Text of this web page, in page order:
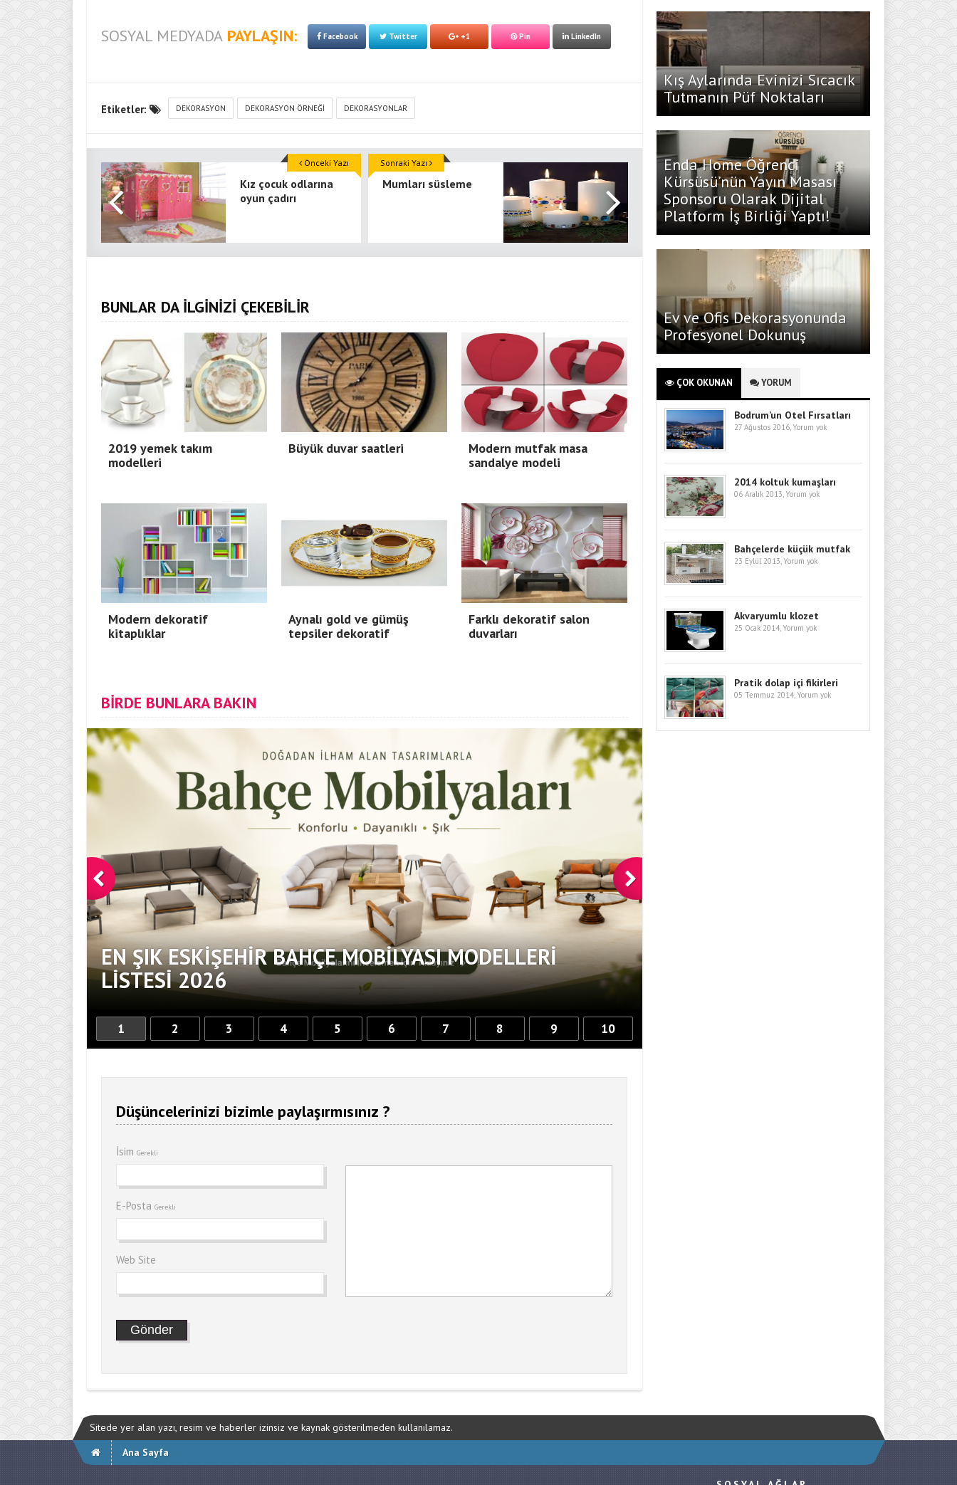
SOSYAL MEDYADA PAYLAŞIN: Facebook Twitter +1 Pin LinkedIn
Etiketler: DEKORASYON DEKORASYON ÖRNEĞI DEKORASYONLAR
Kız çocuk odlarına
oyun çadırı
Önceki Yazı
Mumları süsleme
Sonraki Yazı
BUNLAR DA İLGİNİZİ ÇEKEBİLİR
2019 yemek takım
modelleri
Büyük duvar saatleri
Modern mutfak masa
sandalye modeli
Modern dekoratif
kitaplıklar
Aynalı gold ve gümüş
tepsiler dekoratif
Farklı dekoratif salon
duvarları
BİRDE BUNLARA BAKIN
EN ŞIK ESKIŞEHIR BAHÇE MOBILYASI MODELLERI
LISTESI 2026
EVINIZIN ATMOSFERINI
MODELLERI VE DEKORASYON
1 2 3 4 5 6 7 8 9 10
Düşüncelerinizi bizimle paylaşırmısınız ?
İsim Gerekli
E-Posta Gerekli
Web Site
Kış Aylarında Evinizi Sıcacık
Tutmanın Püf Noktaları
Enda Home Öğrenci
Kürsüsü’nün Yayın Masası
Sponsoru Olarak Dijital
Platform İş Birliği Yaptı!
Ev ve Ofis Dekorasyonunda
Profesyonel Dokunuş
ÇOK OKUNAN YORUM
Bodrum’un Otel Fırsatları
27 Ağustos 2016, Yorum yok
2014 koltuk kumaşları
06 Aralık 2013, Yorum yok
Bahçelerde küçük mutfak
23 Eylül 2013, Yorum yok
Akvaryumlu klozet
25 Ocak 2014, Yorum yok
Pratik dolap içi fikirleri
05 Temmuz 2014, Yorum yok
Sitede yer alan yazı, resim ve haberler izinsiz ve kaynak gösterilmeden kullanılamaz.
Ana Sayfa